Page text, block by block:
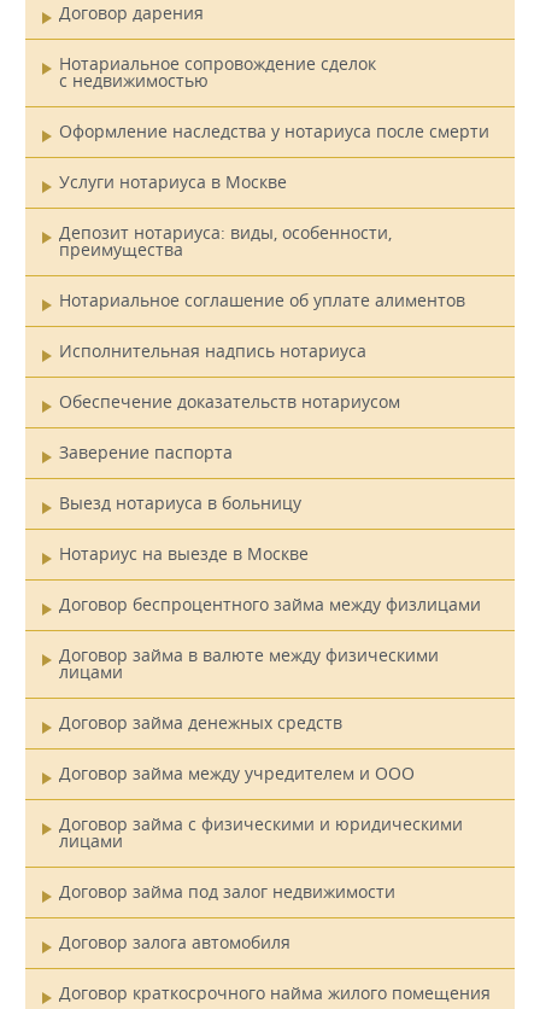
Договор дарения
Нотариальное сопровождение сделок
с недвижимостью
Оформление наследства у нотариуса после смерти
Услуги нотариуса в Москве
Депозит нотариуса: виды, особенности,
преимущества
Нотариальное соглашение об уплате алиментов
Исполнительная надпись нотариуса
Обеспечение доказательств нотариусом
Заверение паспорта
Выезд нотариуса в больницу
Нотариус на выезде в Москве
Договор беспроцентного займа между физлицами
Договор займа в валюте между физическими
лицами
Договор займа денежных средств
Договор займа между учредителем и ООО
Договор займа с физическими и юридическими
лицами
Договор займа под залог недвижимости
Договор залога автомобиля
Договор краткосрочного найма жилого помещения